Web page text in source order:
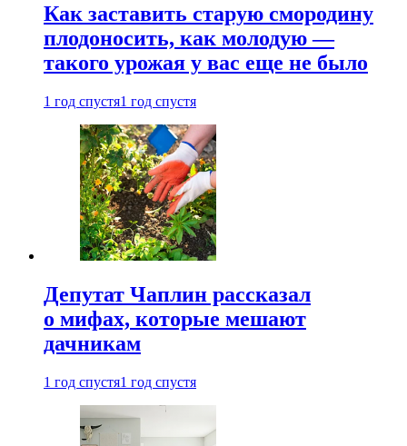
Как заставить старую смородину
плодоносить, как молодую —
такого урожая у вас еще не было
1 год спустя1 год спустя
Депутат Чаплин рассказал
о мифах, которые мешают
дачникам
1 год спустя1 год спустя